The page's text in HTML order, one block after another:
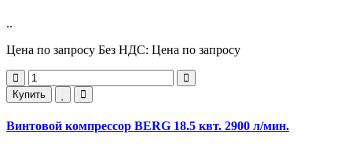
..
Цена по запросу Без НДС: Цена по запросу
Купить
Винтовой компрессор BERG 18.5 квт. 2900 л/мин.